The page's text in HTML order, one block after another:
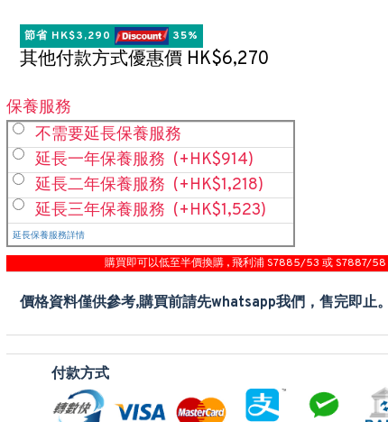
節省 HK$3,290 35%
其他付款方式優惠價 HK$6,270
保養服務
不需要延長保養服務
延長一年保養服務 (+HK$914)
延長二年保養服務 (+HK$1,218)
延長三年保養服務 (+HK$1,523)
延長保養服務詳情
購買即可以低至半價換購 , 飛利浦 S7885/53 或 S7887/58
價格資料僅供參考,購買前請先whatsapp我們，售完即止。
付款方式